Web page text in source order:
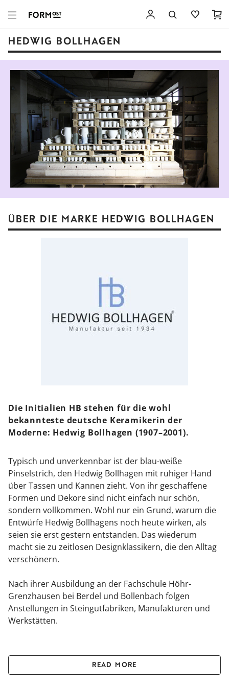
HEDWIG BOLLHAGEN
ÜBER DIE MARKE HEDWIG BOLLHAGEN
Die Initialien HB stehen für die wohl
bekannteste deutsche Keramikerin der
Moderne: Hedwig Bollhagen (1907–2001).
Typisch und unverkennbar ist der blau-weiße
Pinselstrich, den Hedwig Bollhagen mit ruhiger Hand
über Tassen und Kannen zieht. Von ihr geschaffene
Formen und Dekore sind nicht einfach nur schön,
sondern vollkommen. Wohl nur ein Grund, warum die
Entwürfe Hedwig Bollhagens noch heute wirken, als
seien sie erst gestern entstanden. Das wiederum
macht sie zu zeitlosen Designklassikern, die den Alltag
verschönern.
Nach ihrer Ausbildung an der Fachschule Höhr-
Grenzhausen bei Berdel und Bollenbach folgen
Anstellungen in Steingutfabriken, Manufakturen und
Werkstätten.
Werkstätten für Keramik in Marwitz bei Berlin.
Drei Jahre später erhält sie ihre erste Goldmedaille auf
READ MORE